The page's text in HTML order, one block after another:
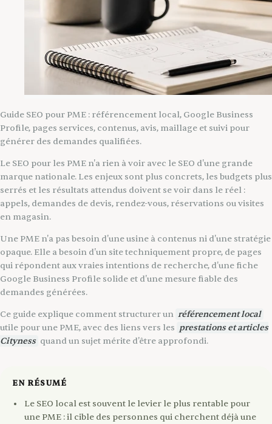
Guide SEO pour PME : référencement local, Google Business
Profile, pages services, contenus, avis, maillage et suivi pour
générer des demandes qualifiées.
Le SEO pour les PME n'a rien à voir avec le SEO d'une grande
marque nationale. Les enjeux sont plus concrets, les budgets plus
serrés et les résultats attendus doivent se voir dans le réel :
appels, demandes de devis, rendez-vous, réservations ou visites
en magasin.
Une PME n'a pas besoin d'une usine à contenus ni d'une stratégie
opaque. Elle a besoin d'un site techniquement propre, de pages
qui répondent aux vraies intentions de recherche, d'une fiche
Google Business Profile solide et d'une mesure fiable des
demandes générées.
Ce guide explique comment structurer un référencement local
utile pour une PME, avec des liens vers les prestations et articles
Cityness quand un sujet mérite d'être approfondi.
EN RÉSUMÉ
Le SEO local est souvent le levier le plus rentable pour
une PME : il cible des personnes qui cherchent déjà une